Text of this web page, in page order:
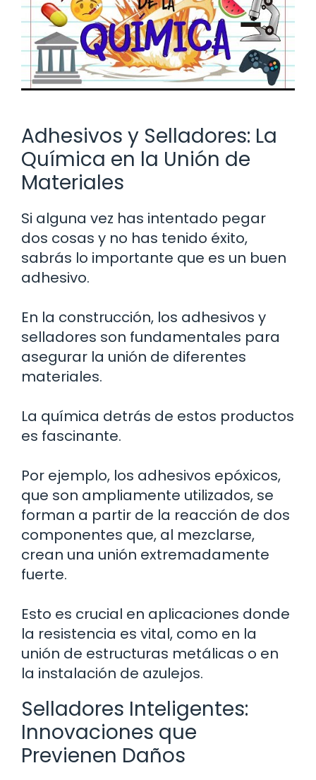
Adhesivos y Selladores: La
Química en la Unión de
Materiales
Si alguna vez has intentado pegar
dos cosas y no has tenido éxito,
sabrás lo importante que es un buen
adhesivo.
En la construcción, los adhesivos y
selladores son fundamentales para
asegurar la unión de diferentes
materiales.
La química detrás de estos productos
es fascinante.
Por ejemplo, los adhesivos epóxicos,
que son ampliamente utilizados, se
forman a partir de la reacción de dos
componentes que, al mezclarse,
crean una unión extremadamente
fuerte.
Esto es crucial en aplicaciones donde
la resistencia es vital, como en la
unión de estructuras metálicas o en
la instalación de azulejos.
Selladores Inteligentes:
Innovaciones que
Previenen Daños